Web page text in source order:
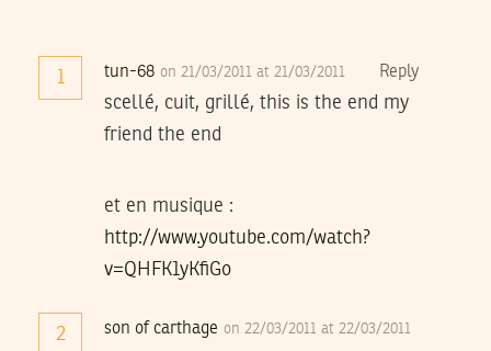
1 tun-68 on 21/03/2011 at 21/03/2011 Reply
scellé, cuit, grillé, this is the end my
friend the end
et en musique :
http://www.youtube.com/watch?
v=QHFK1yKfiGo
2 son of carthage on 22/03/2011 at 22/03/2011